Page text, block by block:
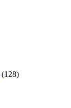
(128)